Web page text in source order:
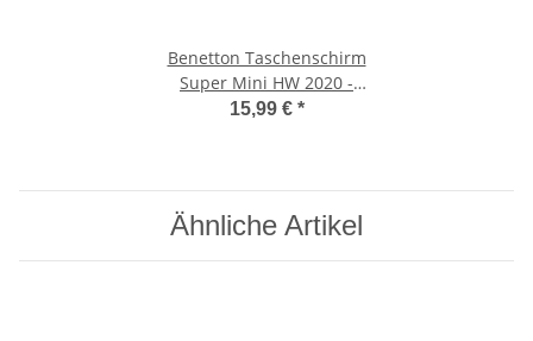
Benetton Taschenschirm
Super Mini HW 2020 -
pepper stem
15,99 € *
Ähnliche Artikel